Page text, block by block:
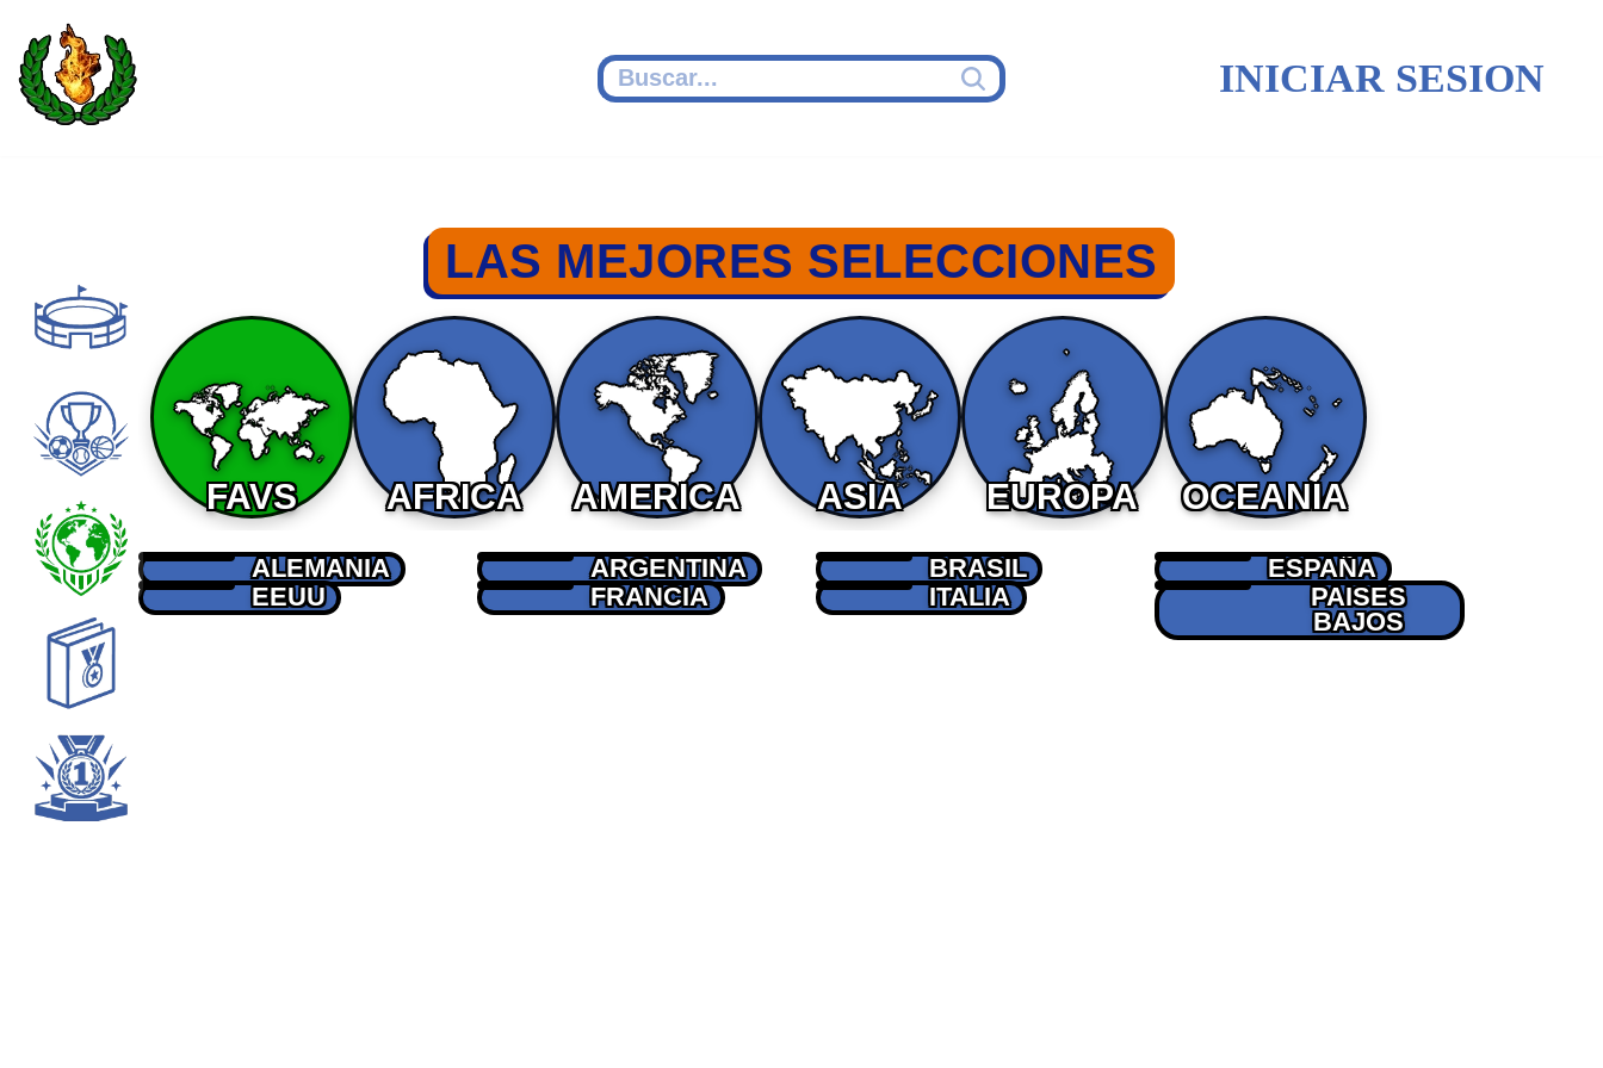
Saltar INICIAR SESION
LAS MEJORES SELECCIONES
FAVS AFRICA AMERICA ASIA EUROPA OCEANIA
ALEMANIA ARGENTINA BRASIL
ESPAÑA
EEUU
FRANCIA ITALIA
PAISES
BAJOS